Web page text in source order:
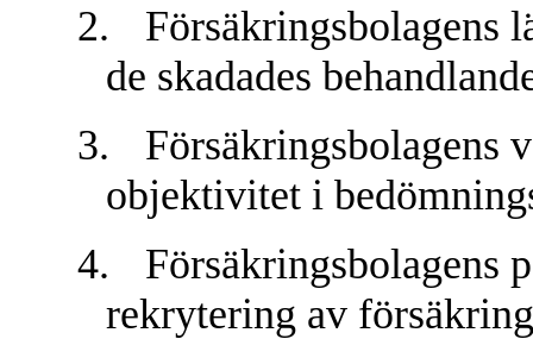
2.
Försäkringsbolagens
de skadades
3.
Försäkringsbolagens
objektivitet i
4.
Försäkringsbolagens
rekrytering av